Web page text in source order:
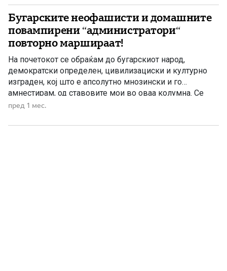
уставните измени завршуваат сите бугарски барања
не е поткрепено […]
Бугарските неофашисти и домашните
повампирени “администратори“
повторно маршираат!
На почетокот се обраќам до бугарскиот народ,
демократски определен, цивилизациски и културно
изграден, кој што е апсолутно мнозински и го
амнестирам, од ставовите мои во оваа колумна. Се
однесуваат само на оние најрадикални елементи, што
време традиционалните пријателски и добрососедски
пред 1 мес.